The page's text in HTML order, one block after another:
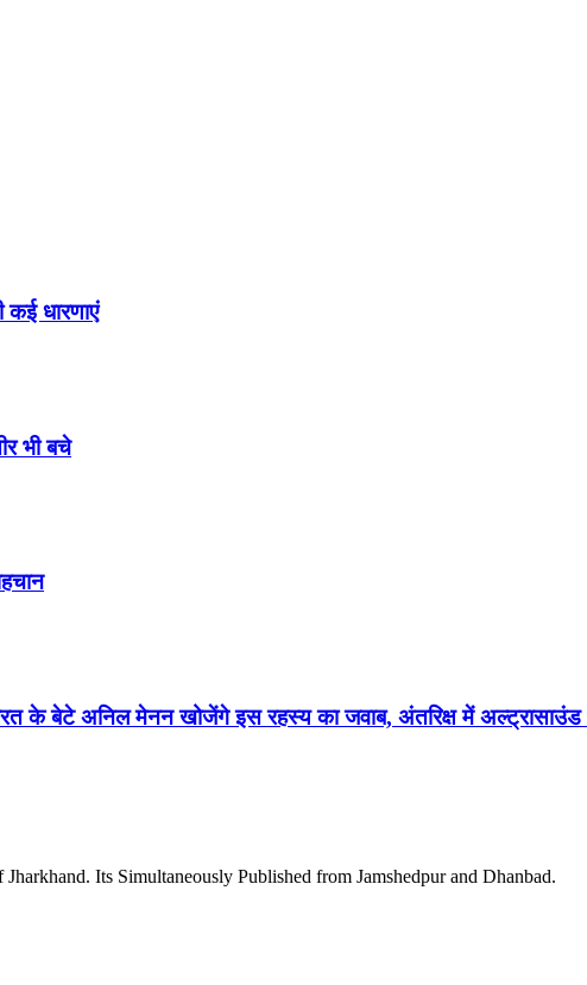
धारणाएं
भी बचे
के बेटे अनिल मेनन खोजेंगे इस रहस्य का जवाब, अंतरिक्ष में
Its Simultaneously Published from Jamshedpur and Dhanbad.